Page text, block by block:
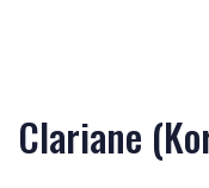
Clariane